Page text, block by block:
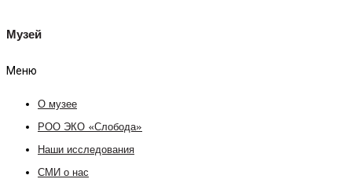
Музей
Меню
О музее
РОО ЭКО «Слобода»
Наши исследования
СМИ о нас